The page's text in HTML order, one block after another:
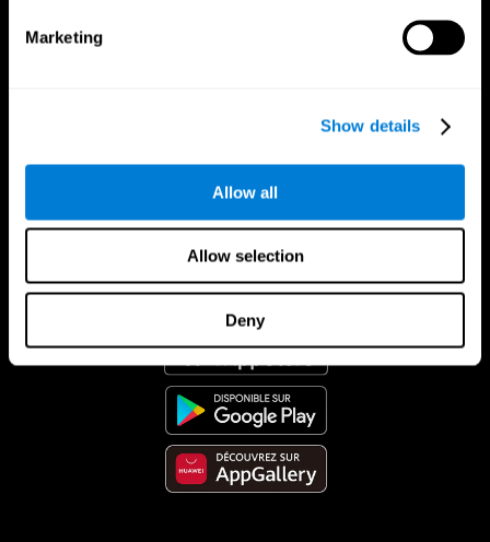
Marketing
Show details
Allow all
Allow selection
Deny
App CogniFit